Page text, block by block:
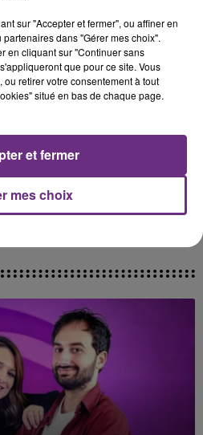
20h21
20h21
Love Me Not
sur "Accepter et fermer", ou affiner en
dans "Gérer mes choix".
en cliquant sur "Continuer sans
que pour ce site. Vous
retirer votre consentement à tout
situé en bas de chaque page.
mes choix
et fermer